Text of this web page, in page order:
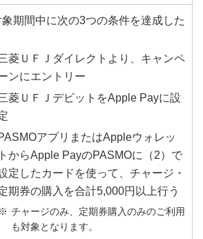
動画再生 2：37
でのチャージ方法はこちら
mp/app/charge/car
象期間中に次の3つの条件を達成した
菱ＵＦＪダイレクトより、キャンペ
ンにエントリー
菱ＵＦＪデビットをApple Payに設
アプリまたはAppleウォレッ
トからApple PayのPASMOに（2）で
定したカードを使って、チャージ・
期券の購入を合計5,000円以上行う
チャージのみ、定期券購入のみのご利用
も対象となります。